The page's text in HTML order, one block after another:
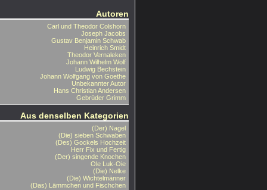
Autoren
Carl und Theodor Colshorn
Joseph Jacobs
Gustav Benjamin Schwab
Heinrich Smidt
Theodor Vernaleken
Johann Wilhelm Wolf
Ludwig Bechstein
Johann Wolfgang von Goethe
Unbekannter Autor
Hans Christian Andersen
Gebrüder Grimm
Aus denselben Kategorien
(Der) Nagel
(Die) sieben Schwaben
(Des) Gockels Hochzeit
Herr Fix und Fertig
(Der) singende Knochen
Ole Luk-Oie
(Die) Nelke
(Die) Wichtelmänner
(Das) Lämmchen und Fischchen